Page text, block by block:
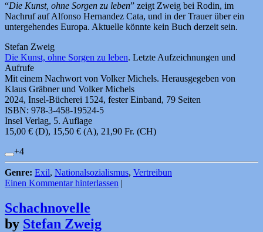
“Die Kunst, ohne Sorgen zu leben” zeigt Zweig bei Rodin, im
Nachruf auf Alfonso Hernandez Cata, und in der Trauer über ein
untergehendes Europa. Aktuelle könnte kein Buch derzeit sein.
Stefan Zweig
Die Kunst, ohne Sorgen zu leben. Letzte Aufzeichnungen und
Aufrufe
Mit einem Nachwort von Volker Michels. Herausgegeben von
Klaus Gräbner und Volker Michels
2024, Insel-Bücherei 1524, fester Einband, 79 Seiten
ISBN: 978-3-458-19524-5
Insel Verlag, 5. Auflage
15,00 € (D), 15,50 € (A), 21,90 Fr. (CH)
+4
Genre: Exil, Nationalsozialismus, Vertreibun
Einen Kommentar hinterlassen |
Schachnovelle
by Stefan Zweig